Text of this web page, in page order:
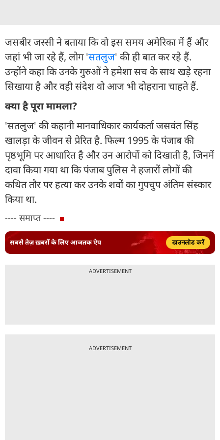
जसबीर जस्सी ने बताया कि वो इस समय अमेरिका में हैं और
जहां भी जा रहे हैं, लोग 'सतलुज' की ही बात कर रहे हैं.
उन्होंने कहा कि उनके गुरुओं ने हमेशा सच के साथ खड़े रहना
सिखाया है और वही संदेश वो आज भी दोहराना चाहते हैं.
क्या है पूरा मामला?
'सतलुज' की कहानी मानवाधिकार कार्यकर्ता जसवंत सिंह
खालड़ा के जीवन से प्रेरित है. फिल्म 1995 के पंजाब की
पृष्ठभूमि पर आधारित है और उन आरोपों को दिखाती है, जिनमें
दावा किया गया था कि पंजाब पुलिस ने हजारों लोगों की
कथित तौर पर हत्या कर उनके शवों का गुपचुप अंतिम संस्कार
किया था.
---- समाप्त ----
सबसे तेज़ ख़बरों के लिए आजतक ऐप डाउनलोड करें
ADVERTISEMENT
ADVERTISEMENT